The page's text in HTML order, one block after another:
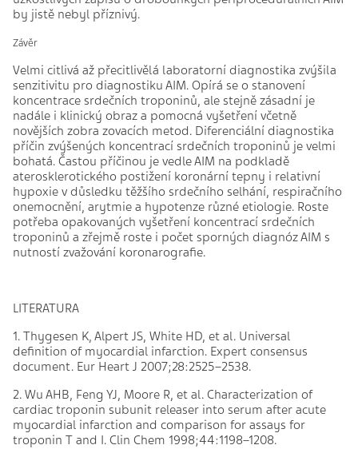
by jistě nebyl příznivý.
Závěr
Velmi citlivá až přecitlivělá laboratorní diagnostika zvýšila
senzitivitu pro diagnostiku AIM. Opírá se o stanovení
koncentrace srdečních troponinů, ale stejně zásadní je
nadále i klinický obraz a pomocná vyšetření včetně
novějších zobra zovacích metod. Diferenciální diagnostika
příčin zvýšených koncentrací srdečních troponinů je velmi
bohatá. Častou příčinou je vedle AIM na podkladě
aterosklerotického postižení koronární tepny i relativní
hypoxie v důsledku těžšího srdečního selhání, respiračního
onemocnění, arytmie a hypotenze různé etiologie. Roste
potřeba opakovaných vyšetření koncentrací srdečních
troponinů a zřejmě roste i počet sporných diagnóz AIM s
nutností zvažování koronarografie.
LITERATURA
1. Thygesen K, Alpert JS, White HD, et al. Universal
definition of myocardial infarction. Expert consensus
document. Eur Heart J 2007;28:2525–2538.
2. Wu AHB, Feng YJ, Moore R, et al. Characterization of
cardiac troponin subunit releaser into serum after acute
myocardial infarction and comparison for assays for
troponin T and I. Clin Chem 1998;44:1198–1208.